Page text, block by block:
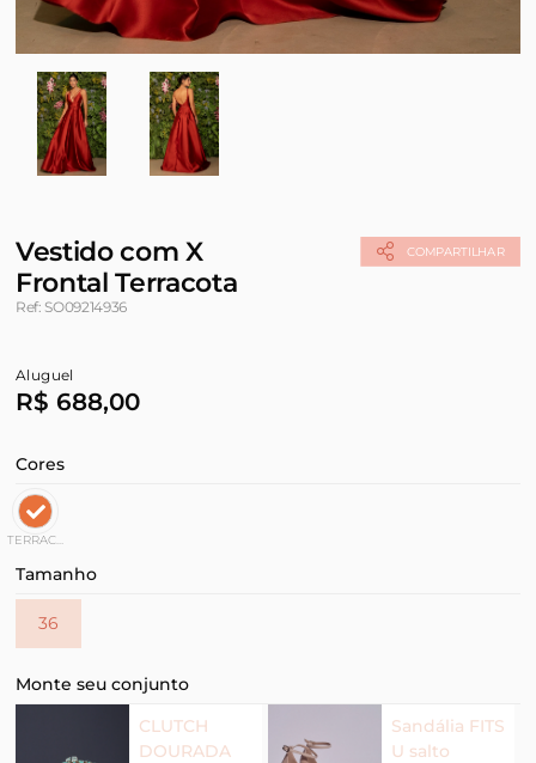
COMPARTILHAR
Vestido com X
Frontal Terracota
Ref: SO09214936
Aluguel
R$ 688,00
Cores
TERRACOTA
Tamanho
36
Monte seu conjunto
CLUTCH
DOURADA
Sandália FITS
U salto